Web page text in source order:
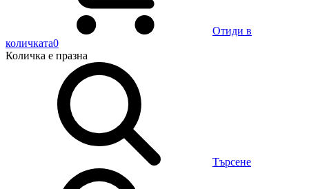
Отиди в
количката0
Количка е празна
Търсене